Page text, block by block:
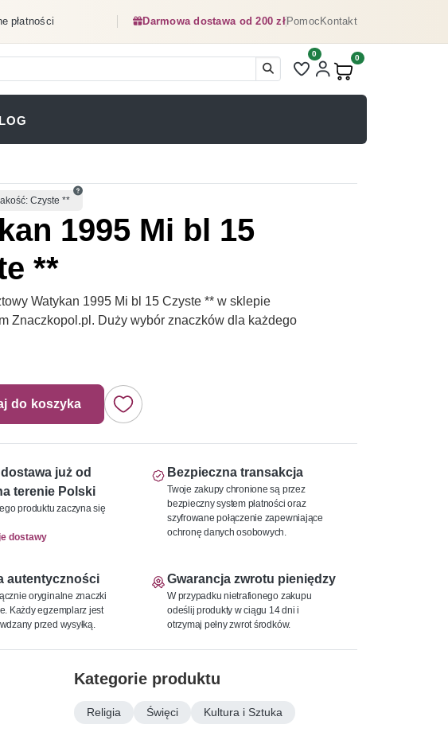
płatności Darmowa dostawa od 200 złPomocKontakt
Liczba pozycji na liście
0
Produkty w koszyku:
0
Czyste **
1995 Mi bl 15
**
Watykan 1995 Mi bl 15 Czyste ** w sklepie
Znaczkopol.pl. Duży wybór znaczków dla każdego
do koszyka
już od
terenie Polski
produktu zaczyna się
dostawy
Bezpieczna transakcja
Twoje zakupy chronione są przez
bezpieczny system płatności oraz
szyfrowane połączenie zapewniające
ochronę danych osobowych.
autentyczności
oryginalne znaczki
Każdy egzemplarz jest
przed wysyłką.
Gwarancja zwrotu pieniędzy
W przypadku nietrafionego zakupu
odeślij produkty w ciągu 14 dni i
otrzymaj pełny zwrot środków.
Kategorie produktu
Religia Święci Kultura i Sztuka